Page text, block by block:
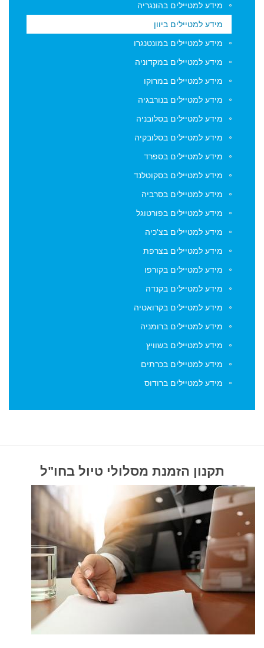
הסכמתו לשימוש בפרטיו כאמור לעיל וכן, ברישום פרטיו וחתימתו
viptraveler.co.il לצורך קבלת דיוור (ניוזלטר) לכתובת המייל שלו -
הסרה מהדיוור ניתן לבצע בכל עת באופן אוטומטי באמצעות
על ידי viptraveler.co.il וכן על ידי שימוש עצמאי במודול
הצטרפות והסרה אשר בעמודה השמאלית של עמוד ארכיון דיוור.
מידע למטיילים בהונגריה
מידע למטיילים ביוון
מידע למטיילים במונטנגרו
מידע למטיילים במקדוניה
מידע למטיילים במרוקו
מידע למטיילים בנורבגיה
מידע למטיילים בסלובניה
מידע למטיילים בסלובקיה
מידע למטיילים בספרד
מידע למטיילים בסקוטלנד
מידע למטיילים בסרביה
מידע למטיילים בפורטוגל
מידע למטיילים בצ'כיה
מידע למטיילים בצרפת
מידע למטיילים בקורפו
מידע למטיילים בקנדה
מידע למטיילים בקרואטיה
מידע למטיילים ברומניה
מידע למטיילים בשוויץ
מידע למטיילים בכרתים
מידע למטיילים ברודוס
תקנון הזמנת מסלולי טיול בחו"ל